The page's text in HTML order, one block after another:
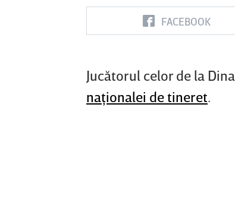
FACEBOOK
Jucătorul celor de la
naţionalei de tineret.
FC Botoşani
Corvinul
Hunedoara